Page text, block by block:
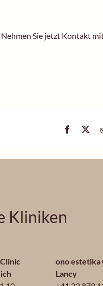
Sie jetzt Kontakt
Kliniken
ono estetika
Lancy